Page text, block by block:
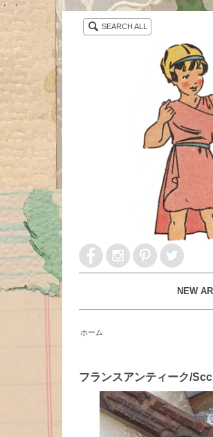
・ ・
SEARCH ALL
NEW
ホーム
フランスアンティーク/